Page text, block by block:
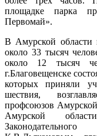
площадке парка
Первомай».
В Амурской области
около 33 тысяч
около 12 тысяч
г.Благовещенске
которых приняли
шествия,
профсоюзов
Амурской